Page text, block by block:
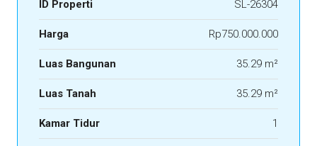
ID Properti SL-26304
Harga Rp750.000.000
Luas Bangunan 35.29 m²
Luas Tanah 35.29 m²
Kamar Tidur 1